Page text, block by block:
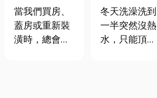
家，從專業門
窗開始
當我們買房、
蓋房或重新裝
潢時，總會把
是什麼、費用
怎麼算？家庭
能源選擇與配
冬天洗澡洗到
一半突然沒熱
水，只能頂著